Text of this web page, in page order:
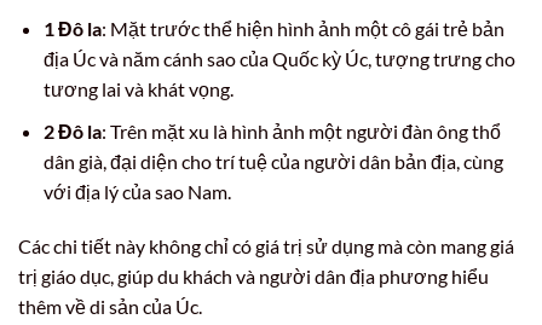
1 Đô la: Mặt trước thể hiện hình ảnh một cô gái trẻ bản
địa Úc và năm cánh sao của Quốc kỳ Úc, tượng trưng cho
tương lai và khát vọng.
2 Đô la: Trên mặt xu là hình ảnh một người đàn ông thổ
dân già, đại diện cho trí tuệ của người dân bản địa, cùng
với địa lý của sao Nam.
Các chi tiết này không chỉ có giá trị sử dụng mà còn mang giá
trị giáo dục, giúp du khách và người dân địa phương hiểu
thêm về di sản của Úc.